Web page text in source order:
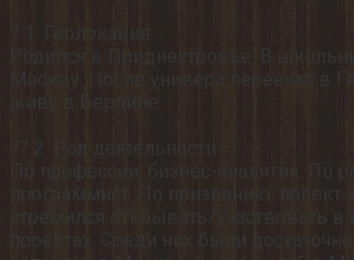
Родился в Приднестровье. В
Москву. После универа переехал в
?‍? 2. Род деятельности
По профессии: бизнес-аналитик. По
программист. По призванию:
проектах. Среди них были